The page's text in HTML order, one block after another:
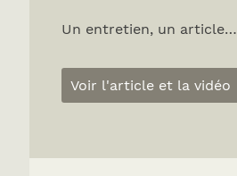
Un entretien, un article…
Voir l'article et la vidéo